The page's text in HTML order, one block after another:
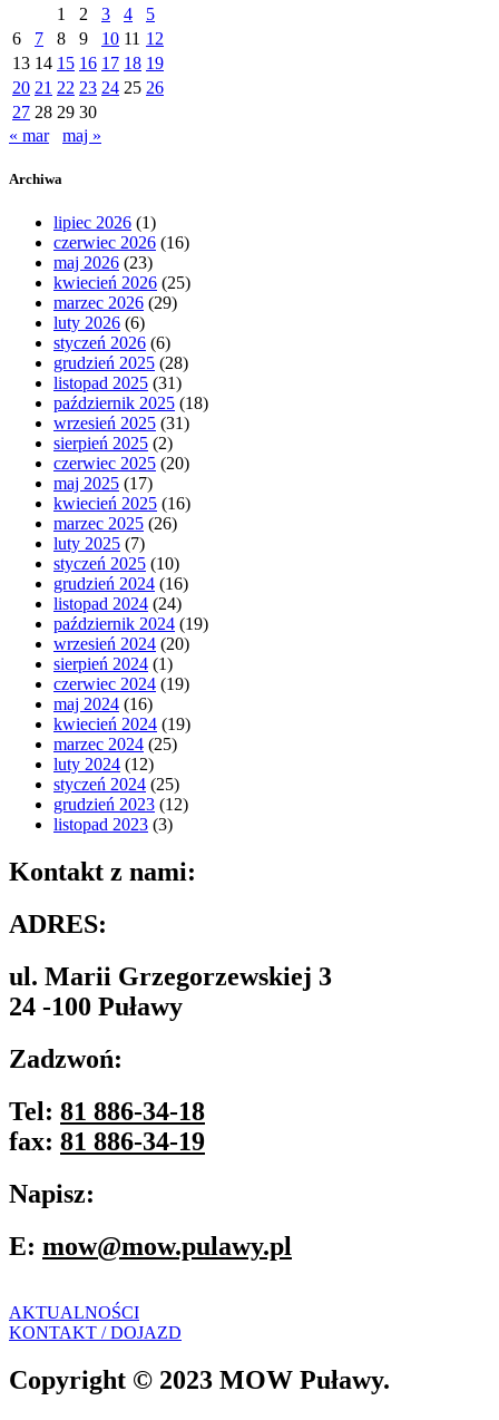
1
2 3 4
5
6
7 8 9 10 11 12
13 14 15 16 17 18 19
20 21 22 23 24 25 26
27 28 29 30
« mar
maj »
Archiwa
lipiec 2026 (1)
czerwiec 2026 (16)
maj 2026 (23)
kwiecień 2026 (25)
marzec 2026 (29)
luty 2026 (6)
styczeń 2026 (6)
grudzień 2025 (28)
listopad 2025 (31)
październik 2025 (18)
wrzesień 2025 (31)
sierpień 2025 (2)
czerwiec 2025 (20)
maj 2025 (17)
kwiecień 2025 (16)
marzec 2025 (26)
luty 2025 (7)
styczeń 2025 (10)
grudzień 2024 (16)
listopad 2024 (24)
październik 2024 (19)
wrzesień 2024 (20)
sierpień 2024 (1)
czerwiec 2024 (19)
maj 2024 (16)
kwiecień 2024 (19)
marzec 2024 (25)
luty 2024 (12)
styczeń 2024 (25)
grudzień 2023 (12)
listopad 2023 (3)
Kontakt z nami:
ADRES:
ul. Marii Grzegorzewskiej 3
24 -100 Puławy
Zadzwoń:
Tel: 81 886-34-18
fax: 81 886-34-19
Napisz:
E: mow@mow.pulawy.pl
AKTUALNOŚCI
KONTAKT / DOJAZD
Copyright © 2023 MOW Puławy.